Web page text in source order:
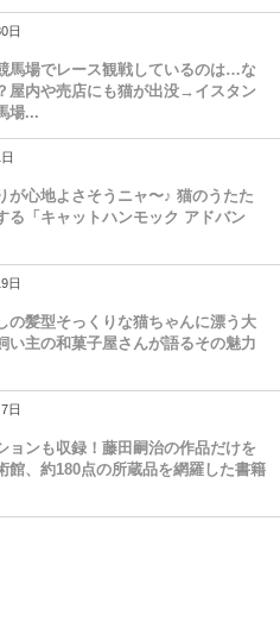
日
馬場でレース観戦しているのは…な
屋内や売店にも猫が出没→イスタン
場...
が心地よさそうニャ〜♪ 猫のうたた
る「キャットハンモック アドバン
日
の髪型そっくりな猫ちゃんに漂う大
い主の和菓子屋さんが語るその魅力
日
ョンも収録！藤田嗣治の作品だけを
館、約180点の所蔵品を網羅した書籍